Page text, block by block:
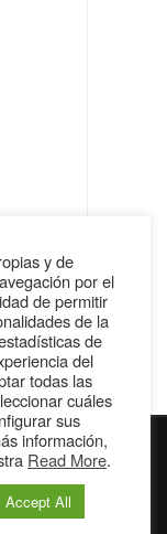
y de
por el
de permitir
de la
de
del
todas las
cuáles
sus
información,
Read More.
Accept All